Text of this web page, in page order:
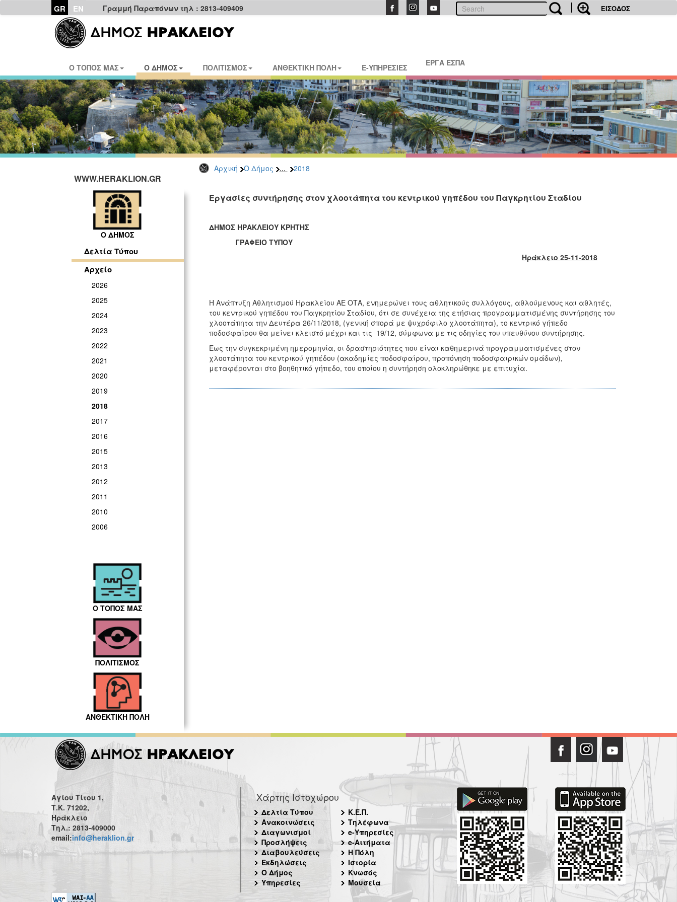
GR EN Γραμμή Παραπόνων τηλ : 2813-409409 ΕΙΣΟΔΟΣ
Ο ΤΟΠΟΣ ΜΑΣ Ο ΔΗΜΟΣ ΠΟΛΙΤΙΣΜΟΣ ΑΝΘΕΚΤΙΚΗ ΠΟΛΗ E-ΥΠΗΡΕΣΙΕΣ ΕΡΓΑ ΕΣΠΑ
Αρχική Ο Δήμος ... 2018
WWW.HERAKLION.GR
Ο ΔΗΜΟΣ
Δελτία Τύπου
Αρχείο
2026
2025
2024
2023
2022
2021
2020
2019
2018
2017
2016
2015
2013
2012
2011
2010
2006
Ο ΤΟΠΟΣ ΜΑΣ
ΠΟΛΙΤΙΣΜΟΣ
ΑΝΘΕΚΤΙΚΗ ΠΟΛΗ
Εργασίες συντήρησης στον χλοοτάπητα του κεντρικού γηπέδου του Παγκρητίου Σταδίου
ΔΗΜΟΣ ΗΡΑΚΛΕΙΟΥ ΚΡΗΤΗΣ
ΓΡΑΦΕΙΟ ΤΥΠΟΥ
Ηράκλειο 25-11-2018
Η Ανάπτυξη Αθλητισμού Ηρακλείου ΑΕ ΟΤΑ, ενημερώνει τους αθλητικούς συλλόγους, αθλούμενους και αθλητές,
του κεντρικού γηπέδου του Παγκρητίου Σταδίου, ότι σε συνέχεια της ετήσιας προγραμματισμένης συντήρησης του
χλοοτάπητα την Δευτέρα 26/11/2018, (γενική σπορά με ψυχρόφιλο χλοοτάπητα), το κεντρικό γήπεδο
ποδοσφαίρου θα μείνει κλειστό μέχρι και τις 19/12, σύμφωνα με τις οδηγίες του υπευθύνου συντήρησης.
Έως την συγκεκριμένη ημερομηνία, οι δραστηριότητες που είναι καθημερινά προγραμματισμένες στον
χλοοτάπητα του κεντρικού γηπέδου (ακαδημίες ποδοσφαίρου, προπόνηση ποδοσφαιρικών ομάδων),
μεταφέρονται στο βοηθητικό γήπεδο, του οποίου η συντήρηση ολοκληρώθηκε με επιτυχία.
Αγίου Τίτου 1,
Τ.Κ. 71202,
Ηράκλειο
Τηλ.: 2813-409000
email:info@heraklion.gr
Χάρτης Ιστοχώρου
Δελτία Τύπου
Ανακοινώσεις
Διαγωνισμοί
Προσλήψεις
Διαβουλεύσεις
Εκδηλώσεις
Ο Δήμος
Υπηρεσίες
Κ.Ε.Π.
Τηλέφωνα
e-Υπηρεσίες
e-Αιτήματα
Η Πόλη
Ιστορία
Κνωσός
Μουσεία